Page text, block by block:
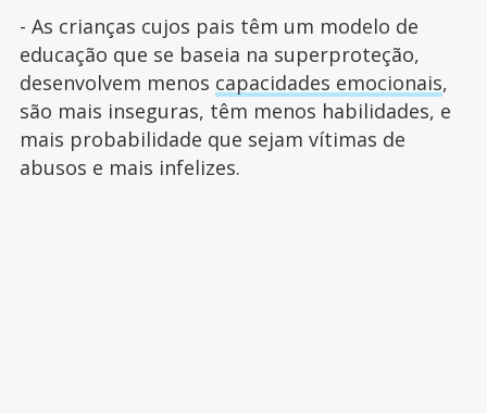
- As crianças cujos pais têm um modelo de
educação que se baseia na superproteção,
desenvolvem menos capacidades emocionais,
são mais inseguras, têm menos habilidades, e
mais probabilidade que sejam vítimas de
abusos e mais infelizes.